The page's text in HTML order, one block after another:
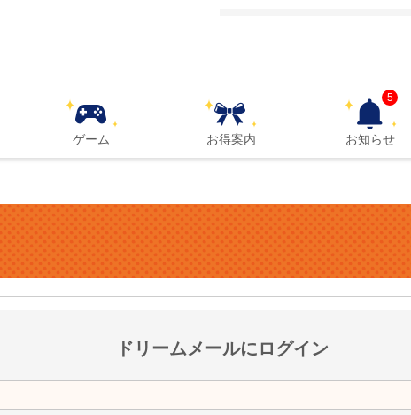
ゲーム お得案内 お知らせ
5
ドリームメールにログイン